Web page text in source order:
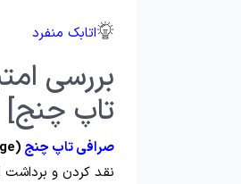
اتابک منفرد
بررسی
تاپ چنج]
صرافی تاپ چنج (TopChange)
نقد کردن و برداشت